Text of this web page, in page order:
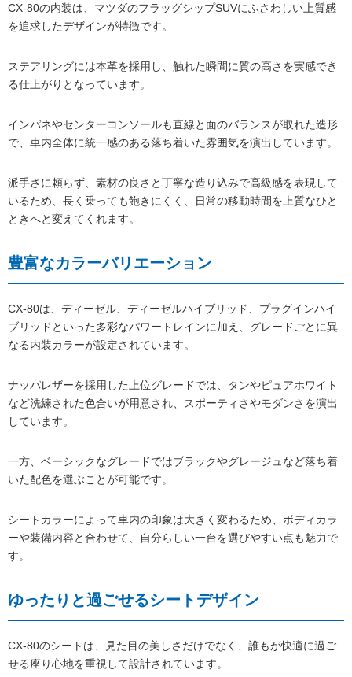
CX-80の内装は、マツダのフラッグシップSUVにふさわしい上質感
を追求したデザインが特徴です。
ステアリングには本革を採用し、触れた瞬間に質の高さを実感でき
る仕上がりとなっています。
インパネやセンターコンソールも直線と面のバランスが取れた造形
で、車内全体に統一感のある落ち着いた雰囲気を演出しています。
派手さに頼らず、素材の良さと丁寧な造り込みで高級感を表現して
いるため、長く乗っても飽きにくく、日常の移動時間を上質なひと
ときへと変えてくれます。
豊富なカラーバリエーション
CX-80は、ディーゼル、ディーゼルハイブリッド、プラグインハイ
ブリッドといった多彩なパワートレインに加え、グレードごとに異
なる内装カラーが設定されています。
ナッパレザーを採用した上位グレードでは、タンやピュアホワイト
など洗練された色合いが用意され、スポーティさやモダンさを演出
しています。
一方、ベーシックなグレードではブラックやグレージュなど落ち着
いた配色を選ぶことが可能です。
シートカラーによって車内の印象は大きく変わるため、ボディカラ
ーや装備内容と合わせて、自分らしい一台を選びやすい点も魅力で
す。
ゆったりと過ごせるシートデザイン
CX-80のシートは、見た目の美しさだけでなく、誰もが快適に過ご
せる座り心地を重視して設計されています。